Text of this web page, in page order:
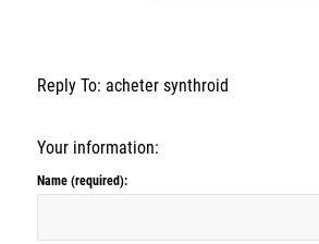
Reply To: acheter synthroid
Your information:
Name (required):